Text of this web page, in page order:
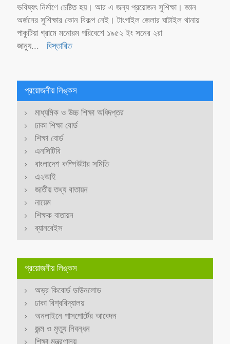
ভবিষ্যৎ নির্মাণে চেষ্টিত হয়। আর এ জন্য প্রয়োজন সুশিক্ষা। জ্ঞান
অর্জনের সুশিক্ষার কোন বিকল্প নেই। টাংগাইল জেলার ঘাটাইল থানায়
পাকুটিয়া গ্রামে মনোরম পরিবেশে ১৯৫২ ইং সনের ২রা
জানুয... বিস্তারিত
প্রয়োজনীয় লিঙ্কস
মাধ্যমিক ও উচ্চ শিক্ষা অধিদপ্তর
ঢাকা শিক্ষা বোর্ড
শিক্ষা বোর্ড
এনসিটিবি
বাংলাদেশ কম্পিউটার সমিতি
এ২আই
জাতীয় তথ্য বাতায়ন
নায়েম
শিক্ষক বাতায়ন
ব্যানবেইস
প্রয়োজনীয় লিঙ্কস
অভ্র কিবোর্ড ডাউনলোড
ঢাকা বিশ্ববিদ্যালয়
অনলাইনে পাসপোর্টের আবেদন
জন্ম ও মৃত্যু নিবন্ধন
শিক্ষা মন্ত্রণালয়